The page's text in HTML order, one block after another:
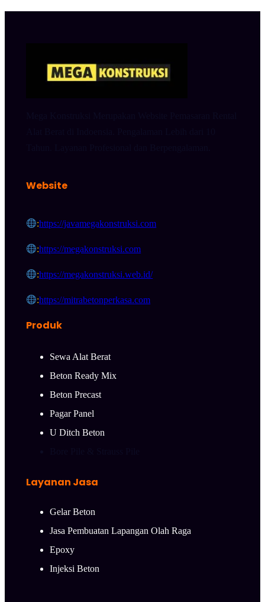
Website
:https://javamegakonstruksi.com
:https://megakonstruksi.com
:https://megakonstruksi.web.id/
:https://mitrabetonperkasa.com
Produk
Sewa Alat Berat
Beton Ready Mix
Beton Precast
Pagar Panel
U Ditch Beton
Layanan Jasa
Gelar Beton
Jasa Pembuatan Lapangan Olah Raga
Epoxy
Injeksi Beton